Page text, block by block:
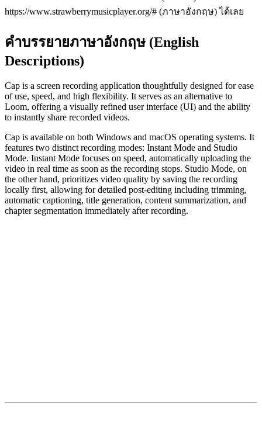
https://www.strawberrymusicplayer.org/# (ภาษาอังกฤษ) ได้เลย
คำบรรยายภาษาอังกฤษ (English
Descriptions)
Cap is a screen recording application thoughtfully designed for ease
of use, speed, and high flexibility. It serves as an alternative to
Loom, offering a visually refined user interface (UI) and the ability
to instantly share recorded videos.
Cap is available on both Windows and macOS operating systems. It
features two distinct recording modes: Instant Mode and Studio
Mode. Instant Mode focuses on speed, automatically uploading the
video in real time as soon as the recording stops. Studio Mode, on
the other hand, prioritizes video quality by saving the recording
locally first, allowing for detailed post-editing including trimming,
automatic captioning, title generation, content summarization, and
chapter segmentation immediately after recording.